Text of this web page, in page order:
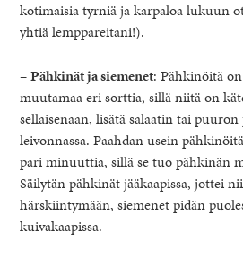
kotimaisia tyrniä ja karpaloa lukuun
yhtiä lemppareitani!).
–Pähkinät ja siemenet: Pähkinöitä
muutamaa eri sorttia, sillä niitä on
sellaisenaan, lisätä salaatin tai
leivonnassa. Paahdan usein
pari minuuttia, sillä se tuo pähkinän
Säilytän pähkinät jääkaapissa, jottei
härskiintymään, siemenet pidän
kuivakaapissa.